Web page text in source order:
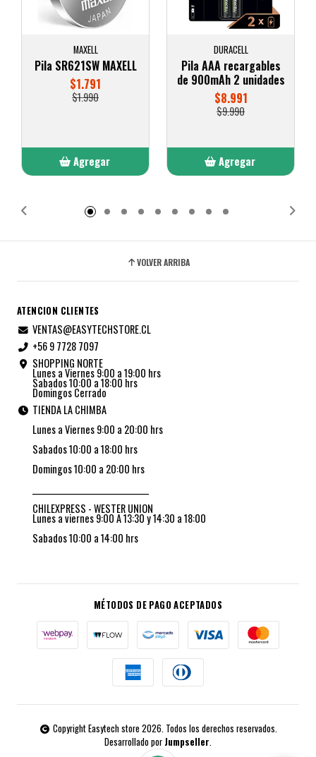
MAXELL
Pila SR621SW MAXELL
$1.791
$1.990
Agregar
DURACELL
Pila AAA recargables
de 900mAh 2 unidades
$8.991
$9.990
Agregar
VOLVER ARRIBA
ATENCION CLIENTES
VENTAS@EASYTECHSTORE.CL
+56 9 7728 7097
SHOPPING NORTE
Lunes a Viernes 9:00 a 19:00 hrs
Sabados 10:00 a 18:00 hrs
Domingos Cerrado
TIENDA LA CHIMBA
Lunes a Viernes 9:00 a 20:00 hrs
Sabados 10:00 a 18:00 hrs
Domingos 10:00 a 20:00 hrs
CHILEXPRESS - WESTER UNION
Lunes a viernes 9:00 A 13:30 y 14:30 a 18:00
Sabados 10:00 a 14:00 hrs
MÉTODOS DE PAGO ACEPTADOS
Copyright Easytech store 2026. Todos los derechos reservados.
Desarrollado por Jumpseller.